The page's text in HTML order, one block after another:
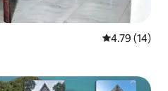
평점 4.79점
4.79 (14)